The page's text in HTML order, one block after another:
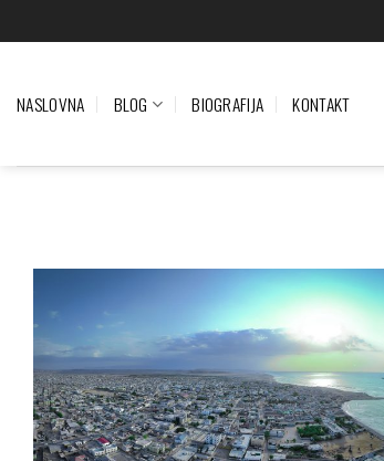
na
NASLOVNA BLOG BIOGRAFIJA KONTAKT